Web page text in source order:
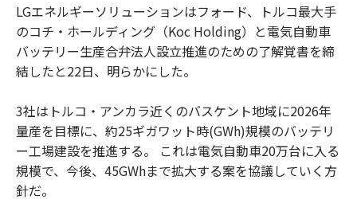
LGエネルギーソリューションはフォード、トルコ最大手
のコチ・ホールディング（Koc Holding）と電気自動車
バッテリー生産合弁法人設立推進のための了解覚書を締
結したと22日、明らかにした。
3社はトルコ・アンカラ近くのバスケント地域に2026年
量産を目標に、約25ギガワット時(GWh)規模のバッテリ
ー工場建設を推進する。 これは電気自動車20万台に入る
規模で、今後、45GWhまで拡大する案を協議していく方
針だ。